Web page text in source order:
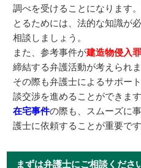
調べを受けることになります
とるためには、法的な知識が
相談しましょう。
また、参考事件が建造物侵入罪
締結する弁護活動が考えられま
その際も弁護士によるサポー
談交渉を進めることができます
在宅事件の際も、スムーズに
護士に依頼することが重要です
まずは弁護士にご相談くださ